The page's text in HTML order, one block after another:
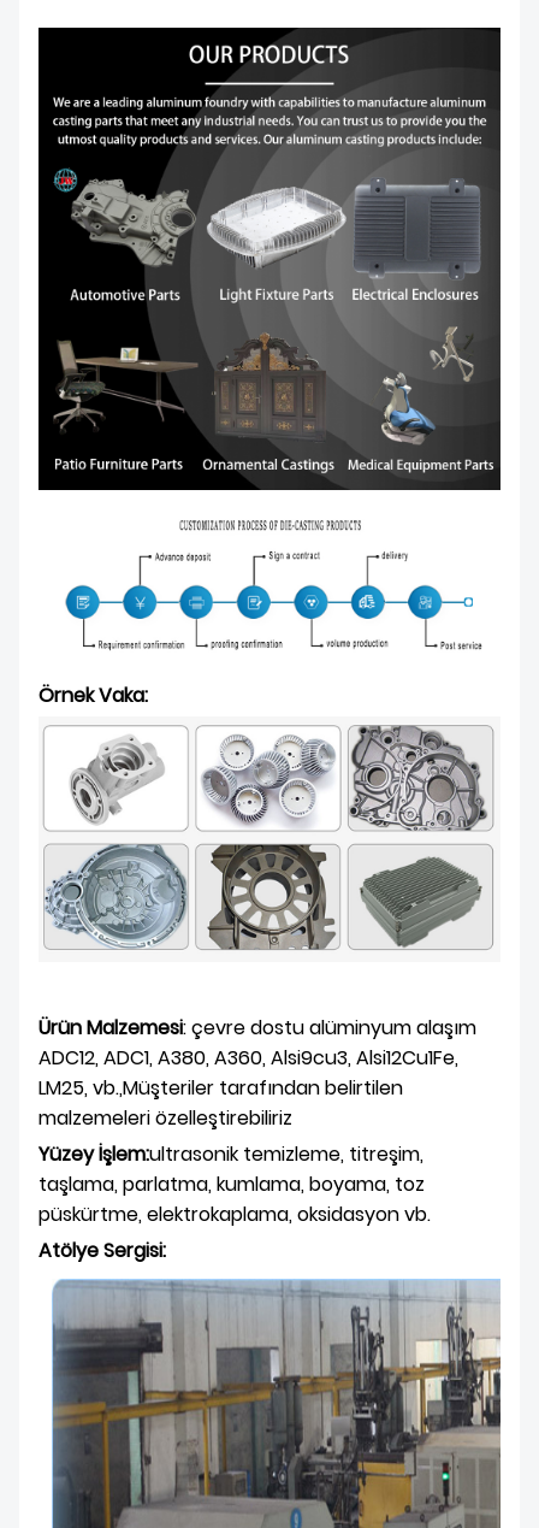
Örnek Vaka:
Ürün Malzemesi: çevre dostu alüminyum alaşım
ADC12, ADC1, A380, A360, Alsi9cu3, Alsi12Cu1Fe,
LM25, vb.,Müşteriler tarafından belirtilen
malzemeleri özelleştirebiliriz
Yüzey İşlem:ultrasonik temizleme, titreşim,
taşlama, parlatma, kumlama, boyama, toz
püskürtme, elektrokaplama, oksidasyon vb.
Atölye Sergisi: